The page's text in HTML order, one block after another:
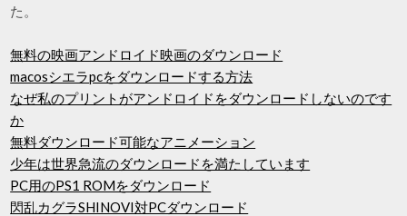
た。
無料の映画アンドロイド映画のダウンロード
macosシエラpcをダウンロードする方法
なぜ私のプリントがアンドロイドをダウンロードしないのです
か
無料ダウンロード可能なアニメーション
少年は世界急流のダウンロードを満たしています
PC用のPS1 ROMをダウンロード
閃乱カグラSHINOVI対PCダウンロード